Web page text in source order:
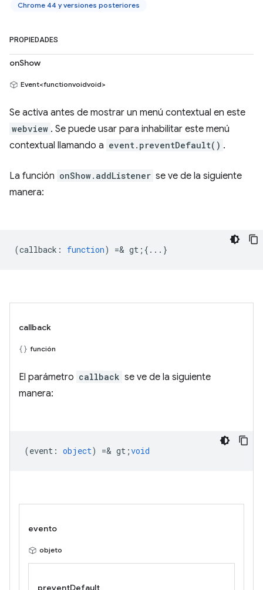
Chrome 44 y versiones posteriores
PROPIEDADES
onShow
Event<functionvoidvoid>
Se activa antes de mostrar un menú contextual en este
webview . Se puede usar para inhabilitar este menú
contextual llamando a event.preventDefault() .
La función onShow.addListener se ve de la siguiente
manera:
(callback : function) =& gt;{...}
callback
función
El parámetro callback se ve de la siguiente
manera:
(event : object) =& gt;void
evento
objeto
preventDefault